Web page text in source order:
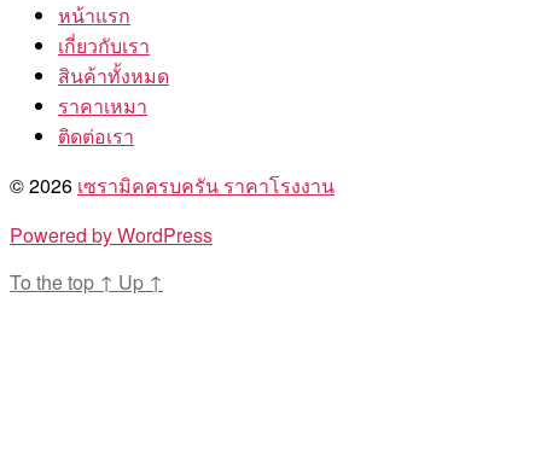
หน้าแรก
เกี่ยวกับเรา
สินค้าทั้งหมด
ราคาเหมา
ติดต่อเรา
© 2026 เซรามิคครบครัน ราคาโรงงาน
Powered by WordPress
To the top ↑ Up ↑